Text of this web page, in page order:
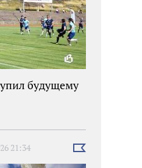
будущему
21:34
Выбрать